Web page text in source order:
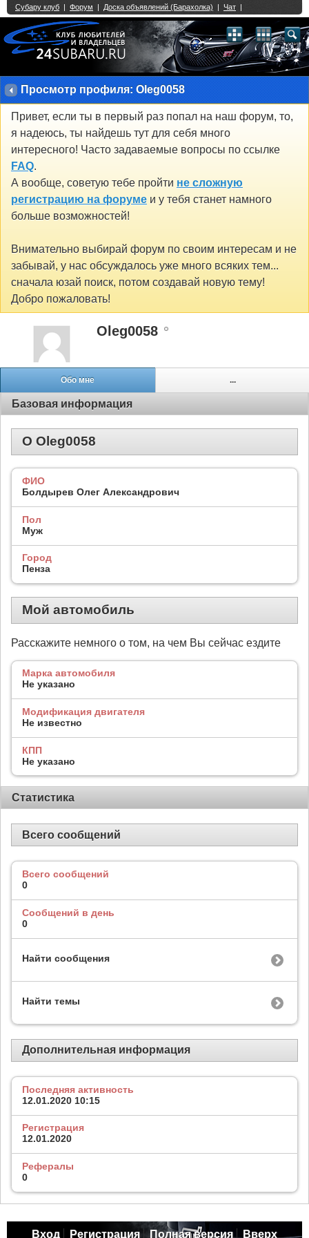
Просмотр профиля: Oleg0058
Привет, если ты в первый раз попал на наш форум, то,
я надеюсь, ты найдешь тут для себя много
интересного! Часто задаваемые вопросы по ссылке
FAQ.
А вообще, советую тебе пройти не сложную
регистрацию на форуме и у тебя станет намного
больше возможностей!
Внимательно выбирай форум по своим интересам и не
забывай, у нас обсуждалось уже много всяких тем...
сначала юзай поиск, потом создавай новую тему!
Добро пожаловать!
Oleg0058
Обо мне ...
Базовая информация
О Oleg0058
ФИО
Болдырев Олег Александрович
Пол
Муж
Город
Пенза
Мой автомобиль
Расскажите немного о том, на чем Вы сейчас ездите
Марка автомобиля
Не указано
Модификация двигателя
Не известно
КПП
Не указано
Статистика
Всего сообщений
Всего сообщений
0
Сообщений в день
0
Найти сообщения
Найти темы
Дополнительная информация
Последняя активность
12.01.2020 10:15
Регистрация
12.01.2020
Рефералы
0
Вход Регистрация Полная версия Вверх
Single Sign On provided byvBSSO
2 3 4 5 6 7 8 9 10 11 12 13 14 15 16 17 18 21 22 23 24 25 26
27 28 29 30 31 32 33 34 35 36 37 38 39 40 41 42 43